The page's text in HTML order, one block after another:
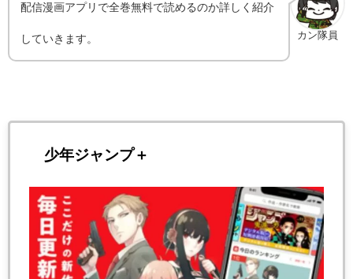
カン隊員
配信漫画アプリで全巻無料で読めるのか詳しく紹介
していきます。
少年ジャンプ＋